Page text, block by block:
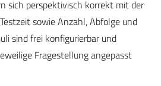
sich perspektivisch korrekt mit der
sowie Anzahl, Abfolge und
sind frei konfigurierbar und
Fragestellung angepasst